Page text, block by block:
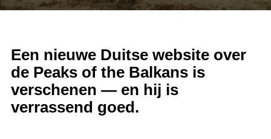
Een nieuwe Duitse website over
de Peaks of the Balkans is
verschenen — en hij is
verrassend goed.